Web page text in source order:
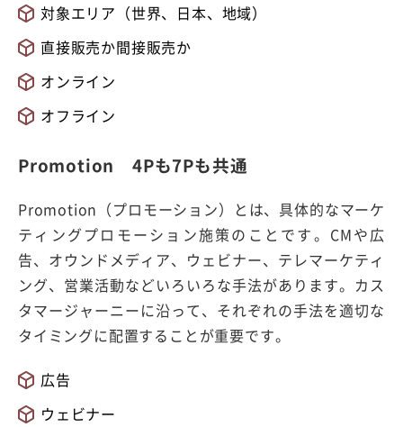
対象エリア（世界、日本、地域）
直接販売か間接販売か
オンライン
オフライン
Promotion 4Pも7Pも共通
Promotion（プロモーション）とは、具体的なマーケ
ティングプロモーション施策のことです。CMや広
告、オウンドメディア、ウェビナー、テレマーケティ
ング、営業活動などいろいろな手法があります。カス
タマージャーニーに沿って、それぞれの手法を適切な
タイミングに配置することが重要です。
広告
ウェビナー